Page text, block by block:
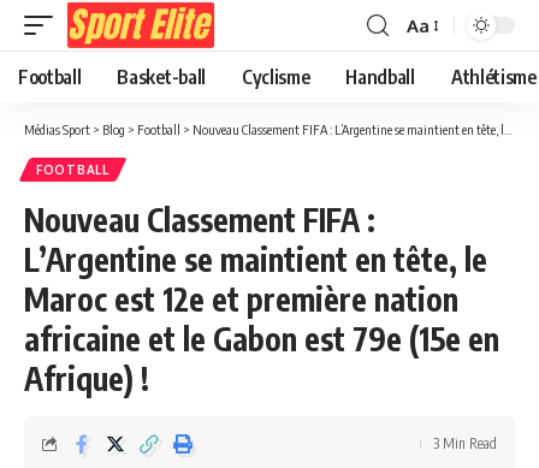
Aa
Football Basket-ball Cyclisme Handball Athlétisme
Médias Sport > Blog > Football > Nouveau Classement FIFA : L’Argentine se maintient en tête, le Maroc est 12e et première nation africaine et le Gabon est 79e (15e en Afrique) !
FOOTBALL
Nouveau Classement FIFA :
L’Argentine se maintient en tête, le
Maroc est 12e et première nation
africaine et le Gabon est 79e (15e en
Afrique) !
3 Min Read